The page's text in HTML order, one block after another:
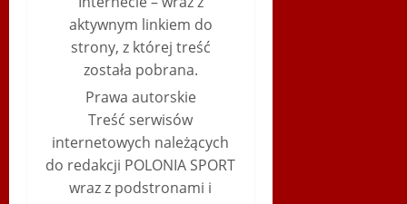
aktywnym linkiem do
strony, z której treść
została pobrana.
Prawa autorskie
Treść serwisów
internetowych należących
do redakcji POLONIA SPORT
wraz z podstronami i